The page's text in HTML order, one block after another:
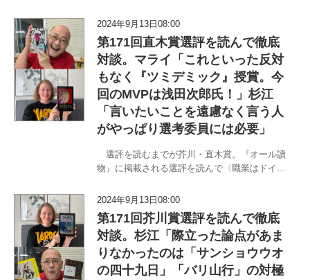
ラインと〈書評から浪曲まで〉杉江松恋のチー
ムM＆Mが1月15日に選考会が行われる第172回
芥川・直木賞予想に挑みま…
2024年9月13日08:00
第171回直木賞選評を読んで徹底
対談。マライ「これといった反対
もなく『ツミデミック』授賞。今
回のMVPは浅田次郎氏！」杉江
「言いたいことを遠慮なく言う人
がやっぱり選考委員には必要」
選評を読むまでが芥川・直木賞。『オール讀
物』に掲載される選評を読んで〈職業はドイツ
で〉杉江松恋のチームＭ＆Ｍがあれこれ考える
対談がやってまいりました。台風10号が猛威を
奮った8月31日にこっそり行…
2024年9月13日08:00
第171回芥川賞選評を読んで徹底
対談。杉江「際立った論点があま
りなかったのは「サンショウウオ
の四十九日」「バリ山行」の対極